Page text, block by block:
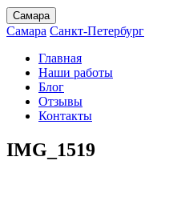
Самара
Самара Санкт-Петербург
Главная
Наши работы
Блог
Отзывы
Контакты
IMG_1519